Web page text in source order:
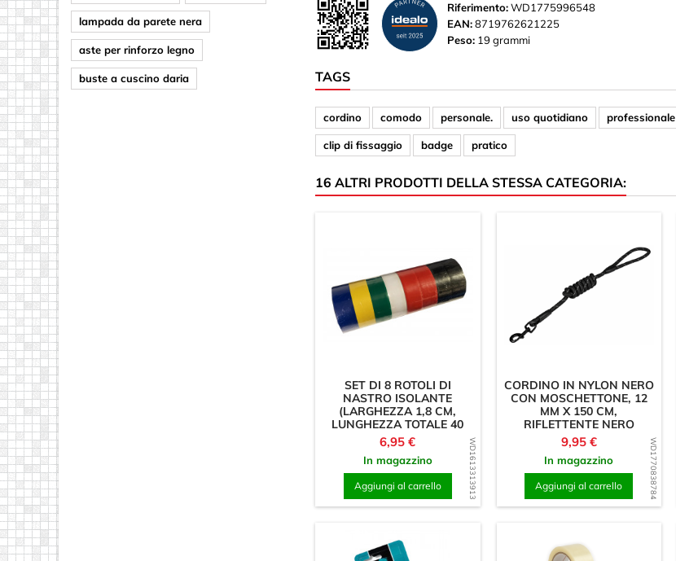
lampada da parete nera
aste per rinforzo legno
buste a cuscino daria
Riferimento:WD1775996548
EAN:8719762621225
Peso: 19 grammi
TAGS
cordino comodo personale. uso quotidiano professionale
clip di fissaggio badge pratico
16 ALTRI PRODOTTI DELLA STESSA CATEGORIA:
WD1613313913
SET DI 8 ROTOLI DI
NASTRO ISOLANTE
(LARGHEZZA 1,8 CM,
LUNGHEZZA TOTALE 40
METRI)
Prezzo
6,95 €
In magazzino
Aggiungi al carrello WD1770838784
CORDINO IN NYLON NERO
CON MOSCHETTONE, 12
MM X 150 CM,
RIFLETTENTE NERO
Prezzo
9,95 €
In magazzino
Aggiungi al carrello